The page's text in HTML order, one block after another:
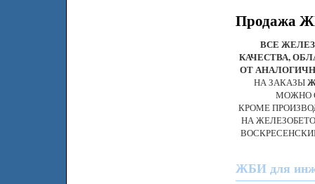
Продажа
ВСЕ
КАЧЕСТВА,
ОТ
НА ЗАКАЗЫ
МОЖНО
КРОМЕ
НА
ЖБИ для